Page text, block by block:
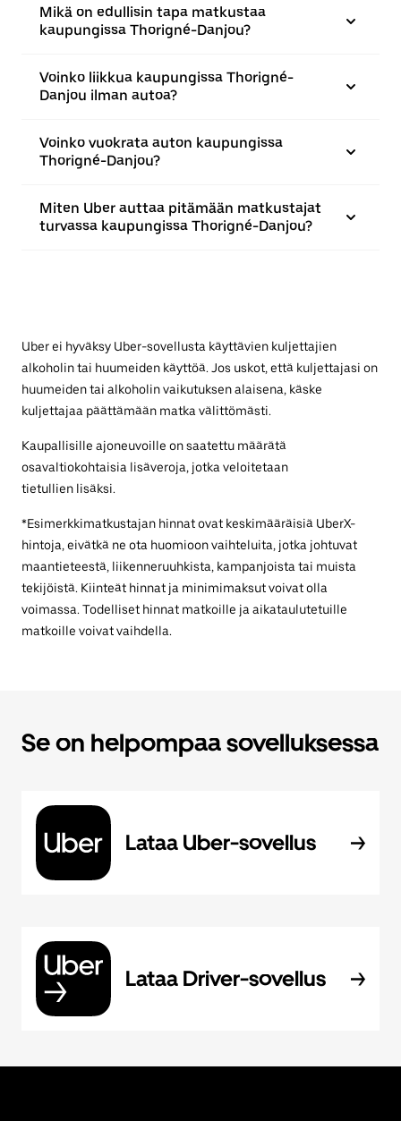
Mikä on edullisin tapa matkustaa
kaupungissa Thorigné-Danjou?
Voinko liikkua kaupungissa Thorigné-
Danjou ilman autoa?
Voinko vuokrata auton kaupungissa
Thorigné-Danjou?
Miten Uber auttaa pitämään matkustajat
turvassa kaupungissa Thorigné-Danjou?
Uber ei hyväksy Uber-sovellusta käyttävien kuljettajien
alkoholin tai huumeiden käyttöä. Jos uskot, että kuljettajasi on
huumeiden tai alkoholin vaikutuksen alaisena, käske
kuljettajaa päättämään matka välittömästi.
Kaupallisille ajoneuvoille on saatettu määrätä
osavaltiokohtaisia lisäveroja, jotka veloitetaan
tietullien lisäksi.
*Esimerkkimatkustajan hinnat ovat keskimääräisiä UberX-
hintoja, eivätkä ne ota huomioon vaihteluita, jotka johtuvat
maantieteestä, liikenneruuhkista, kampanjoista tai muista
tekijöistä. Kiinteät hinnat ja minimimaksut voivat olla
voimassa. Todelliset hinnat matkoille ja aikataulutetuille
matkoille voivat vaihdella.
Se on helpompaa sovelluksessa
Lataa Uber-sovellus
Lataa Driver-sovellus